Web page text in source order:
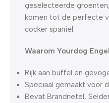
geselecteerde
komen tot de perfecte
cocker spaniël.
Waarom Yourdog
Rijk aan buffel en
Speciaal gemaakt voor
Bevat Brandnetel,